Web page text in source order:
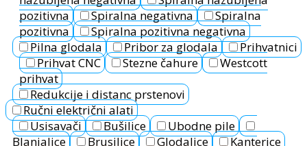
pozitivna
Spiralna negativna
Spiralna
pozitivna
Spiralna pozitivna negativna
Pilna glodala
Pribor za glodala
Prihvatnici
Prihvat CNC
Stezne čahure
Westcott
prihvat
Redukcije i distanc prstenovi
Ručni električni alati
Usisavači
Bušilice
Ubodne pile
Blanjalice
Brusilice Glodalice
Kanterice